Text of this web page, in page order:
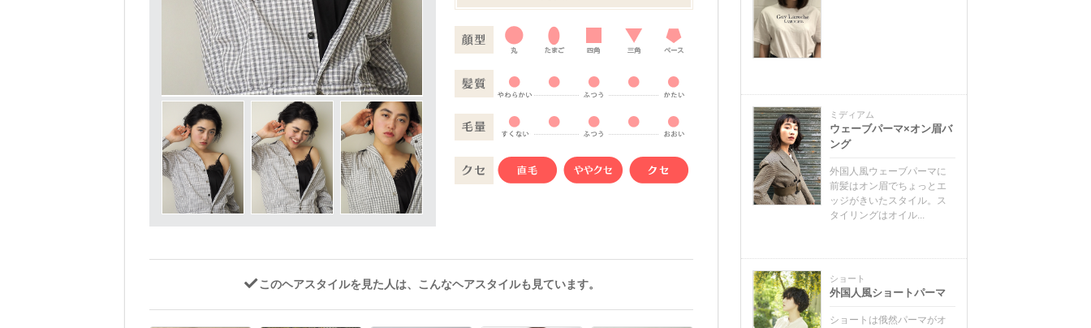
このヘアスタイルを見た人は、こんなヘアスタイルも見ています。
ミディアム
ウェーブパーマ×オン眉バ
ング
外国人風ウェーブパーマに
前髪はオン眉でちょっとエ
ッジがきいたスタイル。ス
タイリングはオイル...
ショート
外国人風ショートパーマ
ショートは俄然パーマがオ